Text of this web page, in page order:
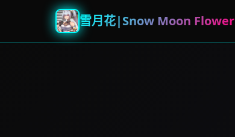
雪月花|Snow Moon Flower